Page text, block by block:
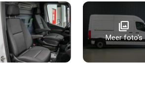
photo_library
Meer foto's